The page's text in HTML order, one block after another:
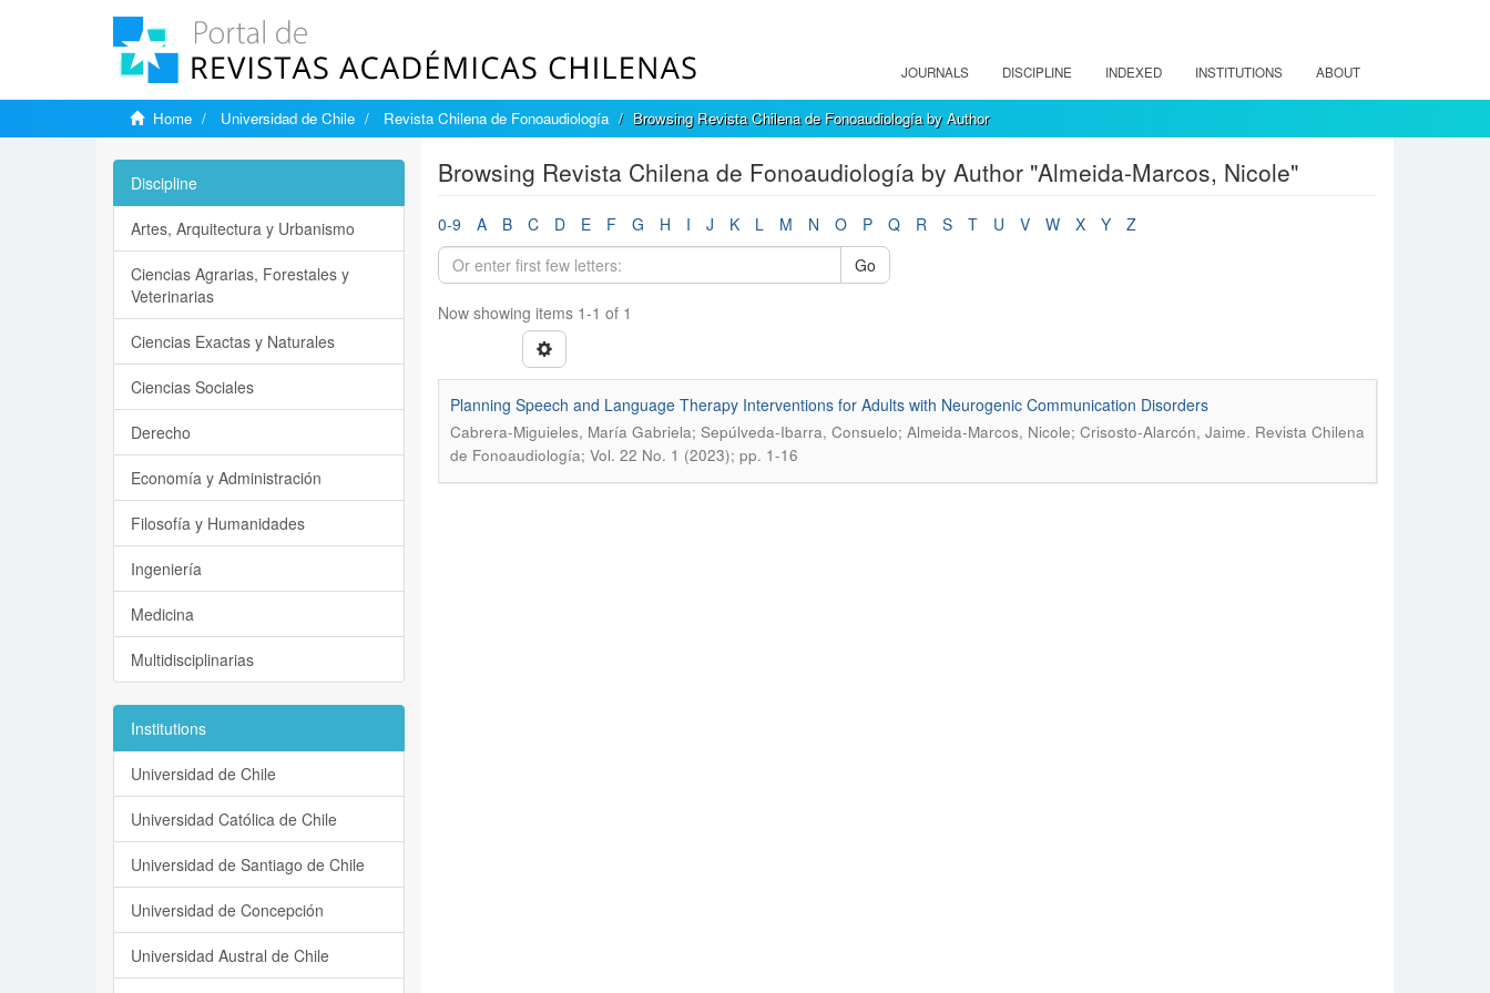
JOURNALS DISCIPLINE INDEXED INSTITUTIONS ABOUT
Home Universidad de Chile Revista Chilena de Fonoaudiología Browsing Revista Chilena de Fonoaudiología by Author
Browsing Revista Chilena de Fonoaudiología by Author "Almeida-Marcos, Nicole"
0-9 A B C D E F G H I J K L M N O P Q R S T U V W X Y
Z
Go
Now showing items 1-1 of 1
Planning Speech and Language Therapy Interventions for Adults with Neurogenic Communication Disorders
Cabrera-Miguieles, María Gabriela; Sepúlveda-Ibarra, Consuelo; Almeida-Marcos, Nicole; Crisosto-Alarcón, Jaime. Revista Chilena
de Fonoaudiología; Vol. 22 No. 1 (2023); pp. 1-16
Discipline
Artes, Arquitectura y Urbanismo
Ciencias Agrarias, Forestales y
Veterinarias
Ciencias Exactas y Naturales
Ciencias Sociales
Derecho
Economía y Administración
Filosofía y Humanidades
Ingeniería
Medicina
Multidisciplinarias
Institutions
Universidad de Chile
Universidad Católica de Chile
Universidad de Santiago de Chile
Universidad de Concepción
Universidad Austral de Chile